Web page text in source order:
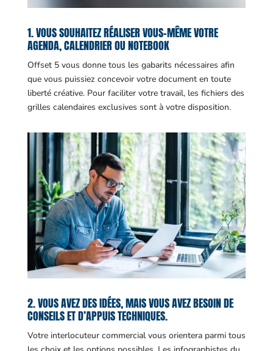
1. VOUS SOUHAITEZ RÉALISER VOUS-MÊME VOTRE
AGENDA, CALENDRIER OU NOTEBOOK
Offset 5 vous donne tous les gabarits nécessaires afin
que vous puissiez concevoir votre document en toute
liberté créative. Pour faciliter votre travail, les fichiers des
grilles calendaires exclusives sont à votre disposition.
2. VOUS AVEZ DES IDÉES, MAIS VOUS AVEZ BESOIN DE
CONSEILS ET D’APPUIS TECHNIQUES.
Votre interlocuteur commercial vous orientera parmi tous